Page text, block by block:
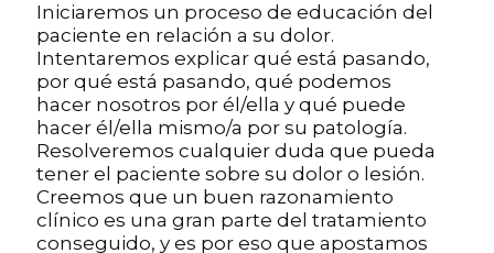
Iniciaremos un proceso de educación del
paciente en relación a su dolor.
Intentaremos explicar qué está pasando,
por qué está pasando, qué podemos
hacer nosotros por él/ella y qué puede
hacer él/ella mismo/a por su patología.
Resolveremos cualquier duda que pueda
tener el paciente sobre su dolor o lesión.
Creemos que un buen razonamiento
clínico es una gran parte del tratamiento
conseguido, y es por eso que apostamos